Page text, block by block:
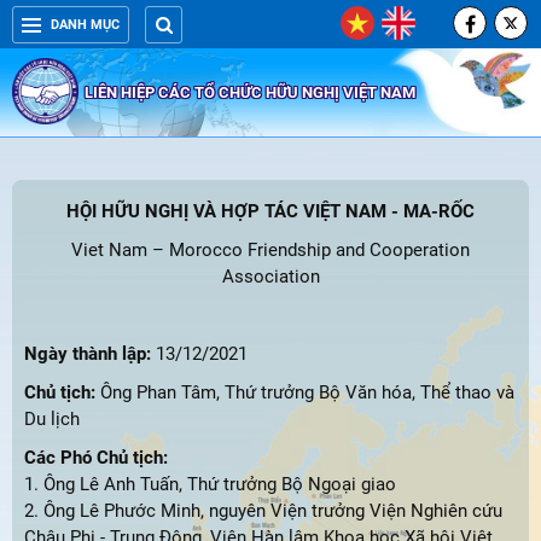
DANH MỤC
LIÊN HIỆP CÁC TỔ CHỨC HỮU NGHỊ VIỆT NAM
HỘI HỮU NGHỊ VÀ HỢP TÁC VIỆT NAM - MA-RỐC
Viet Nam – Morocco Friendship and Cooperation
Association
Ngày thành lập: 13/12/2021
Chủ tịch: Ông Phan Tâm, Thứ trưởng Bộ Văn hóa, Thể thao và
Du lịch
Các Phó Chủ tịch:
1. Ông Lê Anh Tuấn, Thứ trưởng Bộ Ngoại giao
2. Ông Lê Phước Minh, nguyên Viện trưởng Viện Nghiên cứu